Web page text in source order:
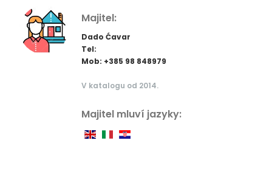
Majitel:
Dado Ćavar
Tel:
Mob: +385 98 848979
V katalogu od 2014.
Majitel mluví jazyky: